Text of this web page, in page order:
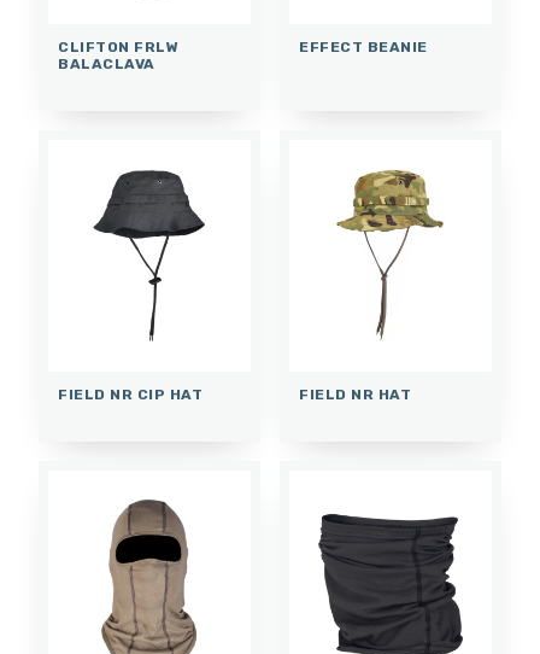
CLIFTON FRLW
BALACLAVA
EFFECT BEANIE
FIELD NR CIP HAT FIELD NR HAT